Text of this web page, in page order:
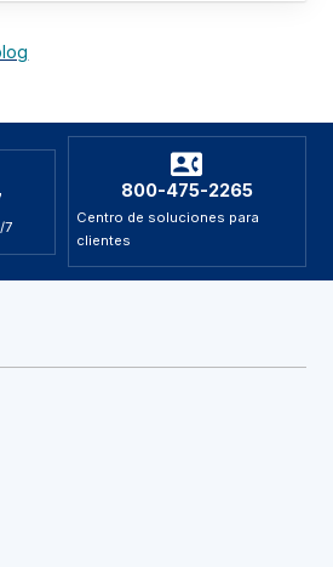
7
800-475-2265
Centro de soluciones para
clientes